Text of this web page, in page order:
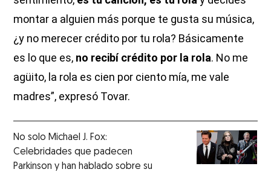
montar a alguien más porque te gusta su música,
¿y no merecer crédito por tu rola? Básicamente
es lo que es, no recibí crédito por la rola. No me
agüito, la rola es cien por ciento mía, me vale
madres”, expresó Tovar.
No solo Michael J. Fox:
Celebridades que padecen
Parkinson y han hablado sobre su